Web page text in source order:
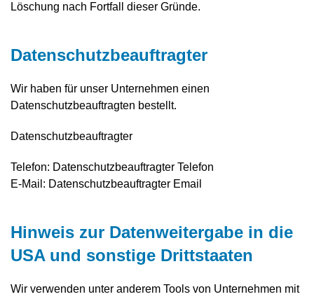
Löschung nach Fortfall dieser Gründe.
Datenschutz­beauftragter
Wir haben für unser Unternehmen einen
Datenschutzbeauftragten bestellt.
Datenschutzbeauftragter
Telefon: Datenschutzbeauftragter Telefon
E-Mail: Datenschutzbeauftragter Email
Hinweis zur Datenweitergabe in die
USA und sonstige Drittstaaten
Wir verwenden unter anderem Tools von Unternehmen mit